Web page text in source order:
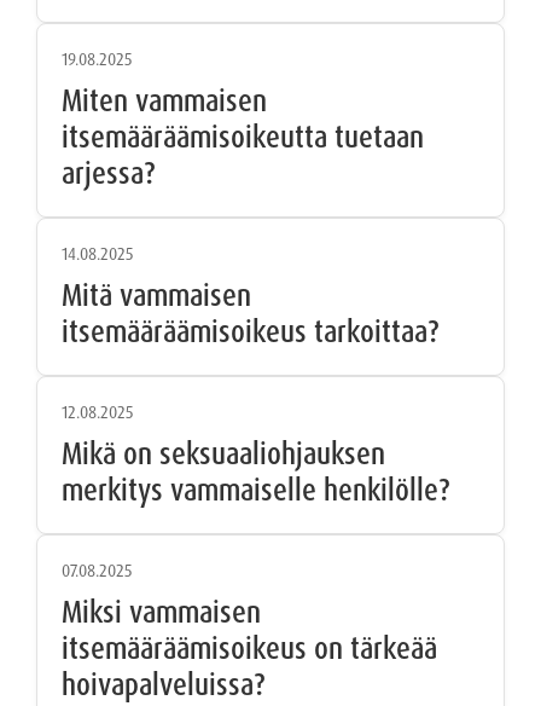
19.08.2025
Miten vammaisen
itsemääräämisoikeutta tuetaan
arjessa?
14.08.2025
Mitä vammaisen
itsemääräämisoikeus tarkoittaa?
12.08.2025
Mikä on seksuaaliohjauksen
merkitys vammaiselle henkilölle?
07.08.2025
Miksi vammaisen
itsemääräämisoikeus on tärkeää
hoivapalveluissa?